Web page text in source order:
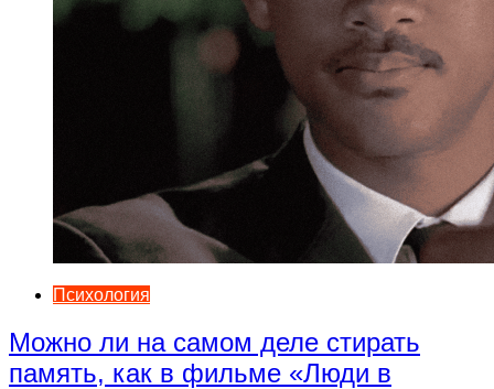
Психология
Можно ли на самом деле стирать
память, как в фильме «Люди в